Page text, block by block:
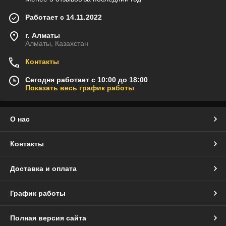
Работает с 14.11.2022
г. Алматы
Алматы, Казахстан
Контакты
Сегодня работает с 10:00 до 18:00
Показать весь график работы
О нас
Контакты
Доставка и оплата
График работы
Полная версия сайта